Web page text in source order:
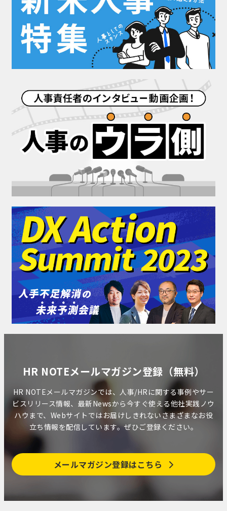
HR NOTEメールマガジン登録（無料）
HR NOTEメールマガジンでは、人事/HRに関する事例やサー
ビスリリース情報、最新Newsから今すぐ使える他社実践ノウ
ハウまで、Webサイトではお届けしきれないさまざまなお役
立ち情報を配信しています。ぜひご登録ください。
メールマガジン登録はこちら